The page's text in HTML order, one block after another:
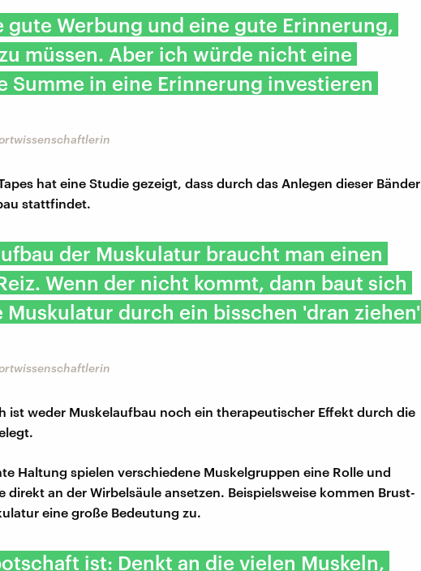
gute Werbung und eine gute Erinnerung,
müssen. Aber ich würde nicht eine
Summe in eine Erinnerung investieren
hat eine Studie gezeigt, dass durch das Anlegen dieser Bänder
stattfindet.
der Muskulatur braucht man einen
Wenn der nicht kommt, dann baut sich
Muskulatur durch ein bisschen 'dran ziehen'
ist weder Muskelaufbau noch ein therapeutischer Effekt durch die
Haltung spielen verschiedene Muskelgruppen eine Rolle und
direkt an der Wirbelsäule ansetzen. Beispielsweise kommen Brust-
eine große Bedeutung zu.
ist: Denkt an die vielen Muskeln,